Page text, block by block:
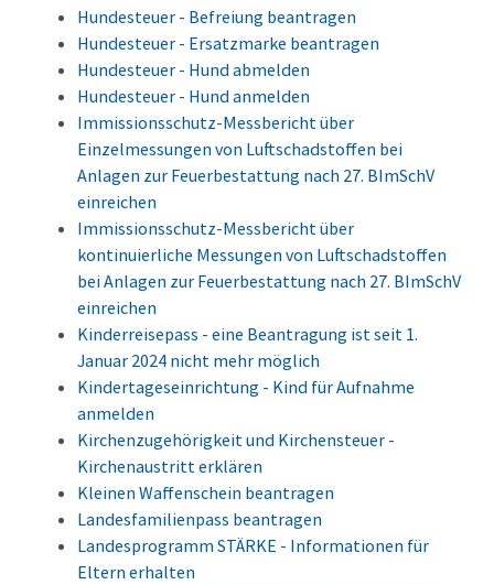
Hundesteuer - Befreiung beantragen
Hundesteuer - Ersatzmarke beantragen
Hundesteuer - Hund abmelden
Hundesteuer - Hund anmelden
Immissionsschutz-Messbericht über
Einzelmessungen von Luftschadstoffen bei
Anlagen zur Feuerbestattung nach 27. BImSchV
einreichen
Immissionsschutz-Messbericht über
kontinuierliche Messungen von Luftschadstoffen
bei Anlagen zur Feuerbestattung nach 27. BImSchV
einreichen
Kinderreisepass - eine Beantragung ist seit 1.
Januar 2024 nicht mehr möglich
Kindertageseinrichtung - Kind für Aufnahme
anmelden
Kirchenzugehörigkeit und Kirchensteuer -
Kirchenaustritt erklären
Kleinen Waffenschein beantragen
Landesfamilienpass beantragen
Landesprogramm STÄRKE - Informationen für
Eltern erhalten